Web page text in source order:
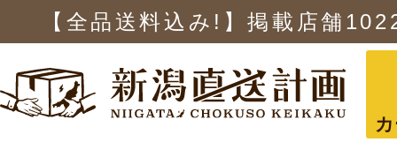
【全品送料込み!】掲載店舗